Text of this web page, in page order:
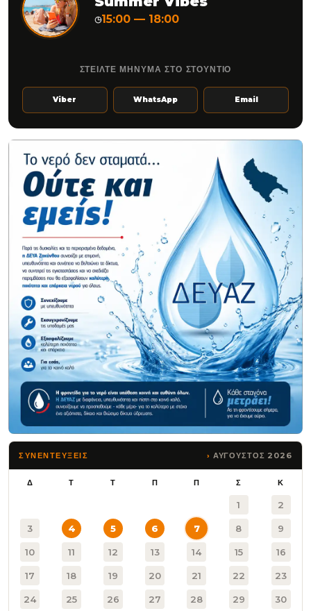
◷15:00 — 18:00
ΣΤΕΙΛΤΕ ΜΗΝΥΜΑ ΣΤΟ ΣΤΟΥΝΤΙΟ
Viber WhatsApp Email
ΣΥΝΕΝΤΕΥΞΕΙΣ ΑΥΓΟΥΣΤΟΣ 2026
Δ Τ Τ Π Π Σ Κ
1 2
3 4 5 6 7 8 9
10 11 12 13 14 15 16
17 18 19 20 21 22 23
24 25 26 27 28 29 30